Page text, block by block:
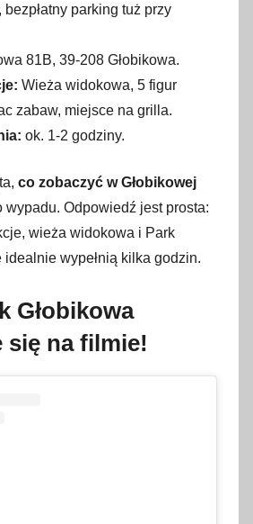
bezpłatny parking tuż przy
81B, 39-208 Głobikowa.
Wieża widokowa, 5 figur
zabaw, miejsce na grilla.
ok. 1-2 godziny.
co zobaczyć w Głobikowej
wypadu. Odpowiedź jest prosta:
wieża widokowa i Park
idealnie wypełnią kilka godzin.
Głobikowa
się na filmie!